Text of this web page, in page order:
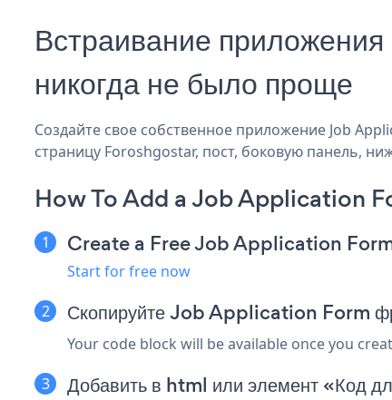
Встраивание
никогда не было проще
Создайте свое собственное приложение Job
страницу Foroshgostar, пост, боковую панель,
How To Add a Job Application
Create a Free Job Application
Start for free now
Скопируйте Job Application Form
Your code block will be available once you
Добавить в html или элемент «Код